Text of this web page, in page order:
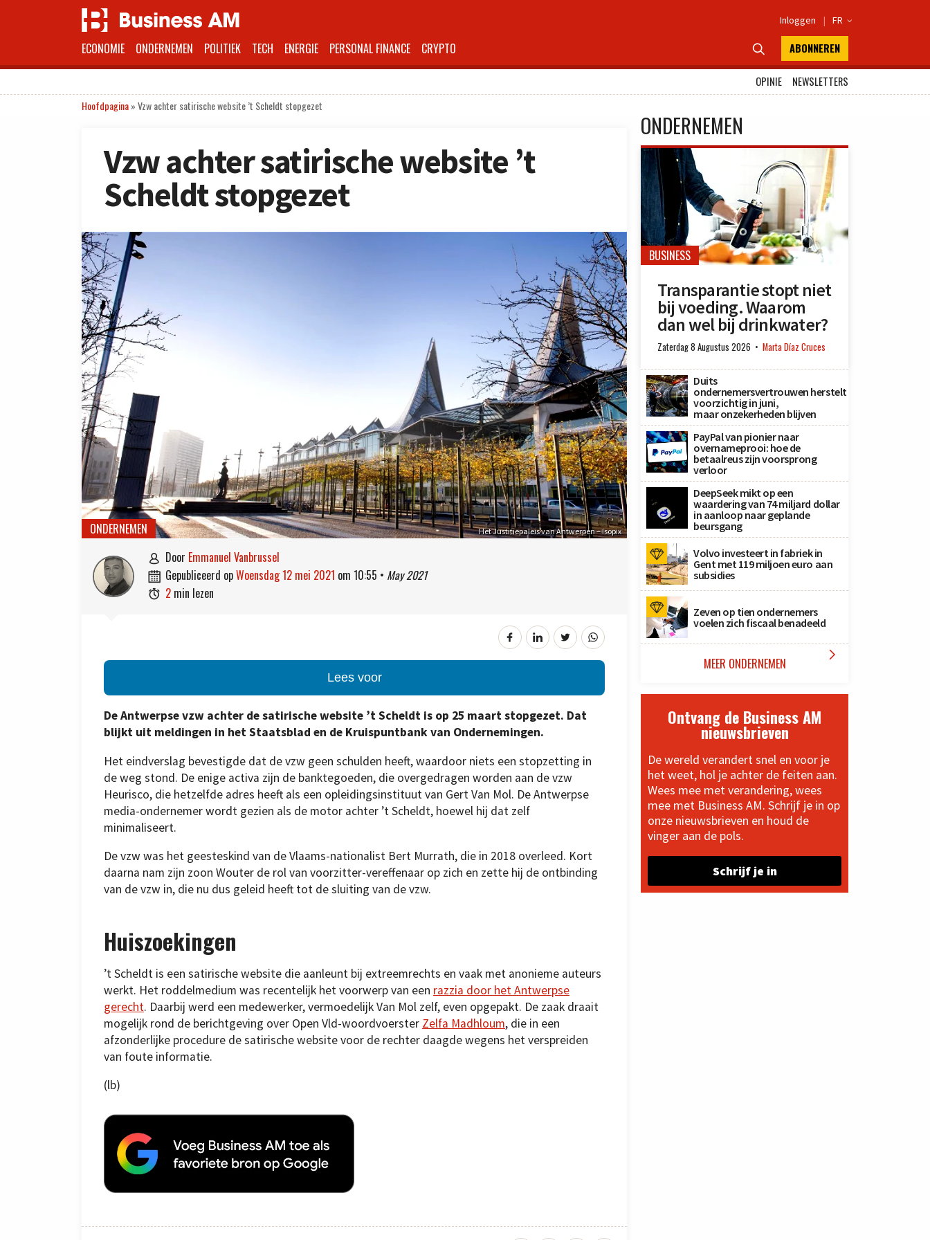
Inloggen | FR 
ECONOMIE ONDERNEMEN POLITIEK TECH ENERGIE PERSONAL FINANCE CRYPTO  ABONNEREN
OPINIE
NEWSLETTERS
Hoofdpagina»Vzw achter satirische website ’t Scheldt stopgezet
Vzw achter satirische website ’t
Scheldt stopgezet
Het Justitiepaleis van Antwerpen – Isopix
ONDERNEMEN
 door Emmanuel Vanbrussel
 gepubliceerd op woensdag 12 mei 2021 om 10:55 • May 2021
 2 min lezen
Lees voor
De Antwerpse vzw achter de satirische website ’t Scheldt is op 25 maart stopgezet. Dat
blijkt uit meldingen in het Staatsblad en de Kruispuntbank van Ondernemingen.
Het eindverslag bevestigde dat de vzw geen schulden heeft, waardoor niets een stopzetting in
de weg stond. De enige activa zijn de banktegoeden, die overgedragen worden aan de vzw
Heurisco, die hetzelfde adres heeft als een opleidingsinstituut van Gert Van Mol. De Antwerpse
media-ondernemer wordt gezien als de motor achter ’t Scheldt, hoewel hij dat zelf
minimaliseert.
De vzw was het geesteskind van de Vlaams-nationalist Bert Murrath, die in 2018 overleed. Kort
daarna nam zijn zoon Wouter de rol van voorzitter-vereffenaar op zich en zette hij de ontbinding
van de vzw in, die nu dus geleid heeft tot de sluiting van de vzw.
Huiszoekingen
’t Scheldt is een satirische website die aanleunt bij extreemrechts en vaak met anonieme auteurs
werkt. Het roddelmedium was recentelijk het voorwerp van een razzia door het Antwerpse
gerecht. Daarbij werd een medewerker, vermoedelijk Van Mol zelf, even opgepakt. De zaak draait
mogelijk rond de berichtgeving over Open Vld-woordvoerster Zelfa Madhloum, die in een
afzonderlijke procedure de satirische website voor de rechter daagde wegens het verspreiden
van foute informatie.
(lb)
ONDERNEMEN
BUSINESS
Transparantie stopt niet
bij voeding. Waarom
dan wel bij drinkwater?
Zaterdag 8 Augustus 2026 Marta Díaz Cruces
Duits
ondernemersvertrouwen herstelt
voorzichtig in juni,
maar onzekerheden blijven
PayPal van pionier naar
overnameprooi: hoe de
betaalreus zijn voorsprong
verloor
DeepSeek mikt op een
waardering van 74 miljard dollar
in aanloop naar geplande
beursgang
Volvo investeert in fabriek in
Gent met 119 miljoen euro aan
subsidies
Zeven op tien ondernemers
voelen zich fiscaal benadeeld
MEER ONDERNEMEN 
Ontvang de Business AM
nieuwsbrieven
De wereld verandert snel en voor je
het weet, hol je achter de feiten aan.
Wees mee met verandering, wees
mee met Business AM. Schrijf je in op
onze nieuwsbrieven en houd de
vinger aan de pols.
Schrijf je in